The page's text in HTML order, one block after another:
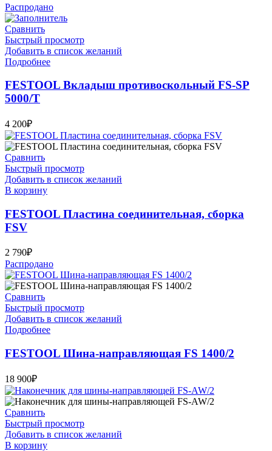
Распродано
Сравнить
Быстрый просмотр
Добавить в список желаний
Подробнее
FESTOOL Вкладыш противоскольный FS-SP
5000/T
4 200₽
Сравнить
Быстрый просмотр
Добавить в список желаний
В корзину
FESTOOL Пластина соединительная, сборка
FSV
2 790₽
Распродано
Сравнить
Быстрый просмотр
Добавить в список желаний
Подробнее
FESTOOL Шина-направляющая FS 1400/2
18 900₽
Сравнить
Быстрый просмотр
Добавить в список желаний
В корзину